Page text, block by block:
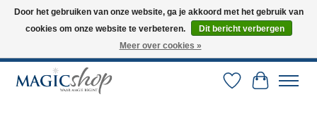
Altijd de nieuwste trucs op voorraad. Snelle verzending via PostNL en DHL.
Langskomen in onze winkel? Bel of mail om een afspraak te maken. 0251-
Verlanglijst
Door het gebruiken van onze website, ga je akkoord met het gebruik van
cookies om onze website te verbeteren.
Dit bericht verbergen
Meer over cookies »